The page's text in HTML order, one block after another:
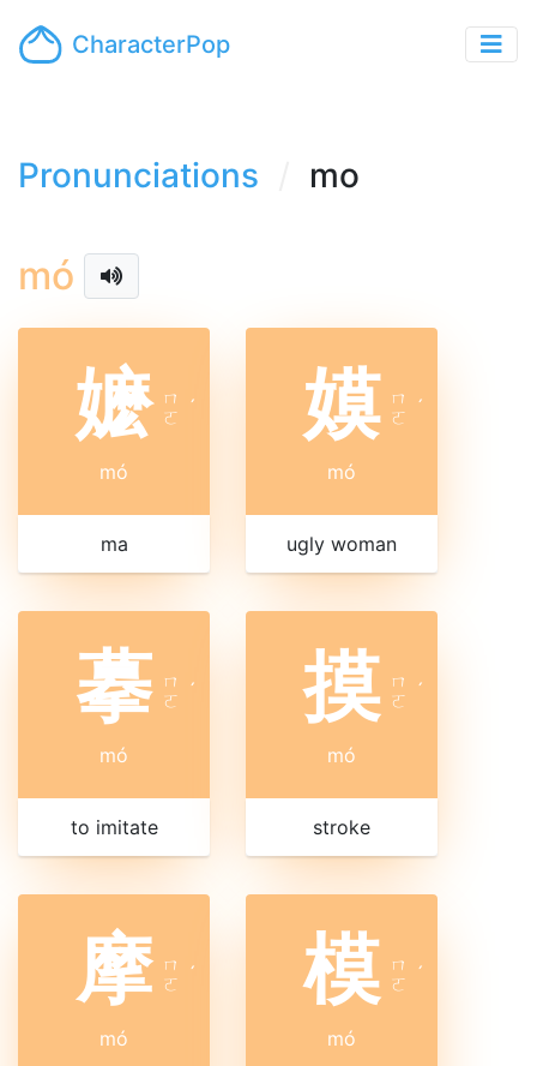
CharacterPop
Pronunciations mo
mó
嬷 ㄇ
ㄛ ˊ
mó
ma
嫫 ㄇ
ㄛ ˊ
mó
ugly woman
摹 ㄇ
ㄛ ˊ
mó
to imitate
摸 ㄇ
ㄛ ˊ
mó
stroke
摩 ㄇ
ㄛ ˊ
mó
模 ㄇ
ㄛ ˊ
mó